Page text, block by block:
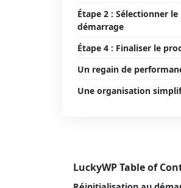
Étape 2 : Sélectionner
démarrage
Étape 4 : Finaliser le
Un regain de
Une organisation
LuckyWP Table of